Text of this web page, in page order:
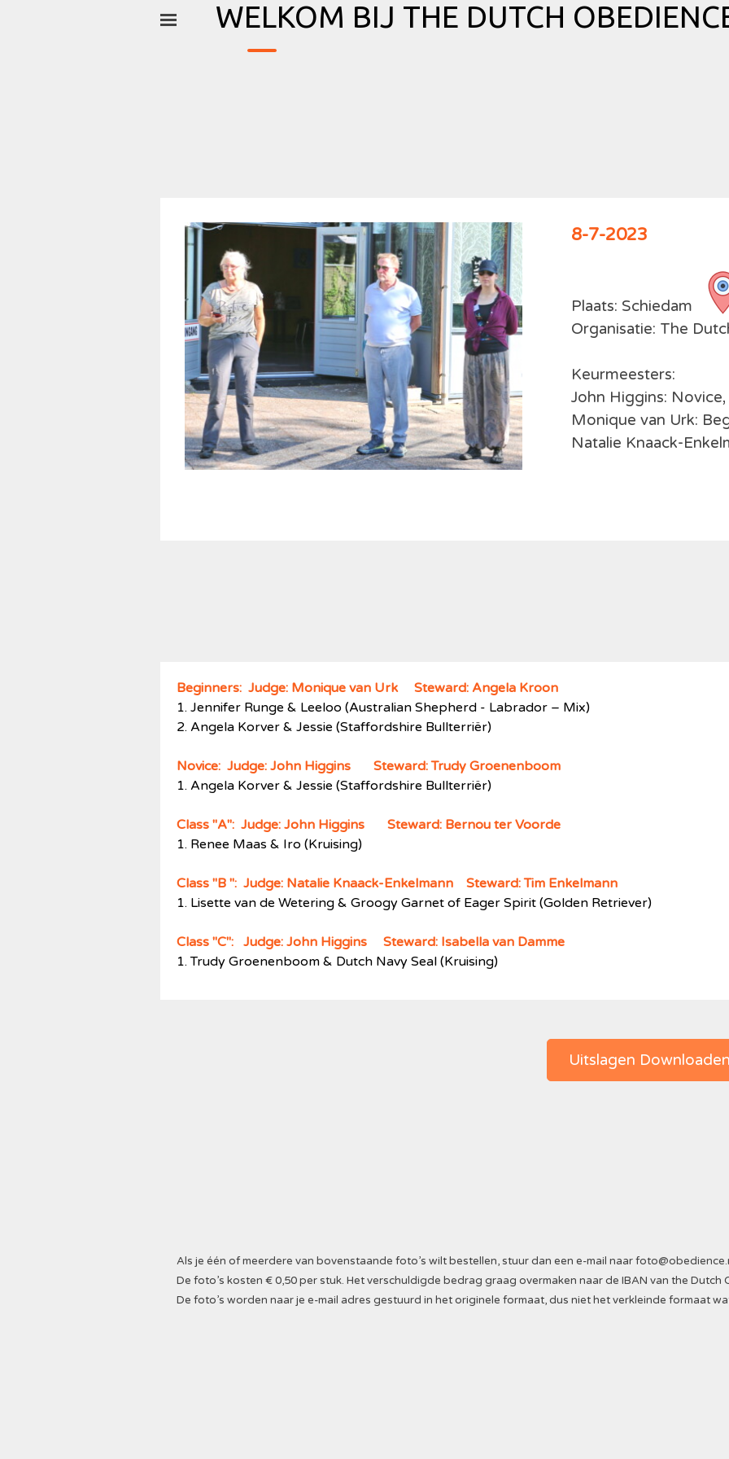
_
WELKOM BIJ THE DUTCH
Menu overslaan
8-7-2023
Plaats: Schiedam
Organisatie: The
Keurmeesters:
John Higgins: Novice,
Monique van Urk:
Natalie Knaack-
Beginners: Judge: Monique van Urk Steward: Angela Kroon
1. Jennifer Runge & Leeloo (Australian Shepherd - Labrador – Mix)
2. Angela Korver & Jessie (Staffordshire Bullterriër)
Novice: Judge: John Higgins Steward: Trudy Groenenboom
1. Angela Korver & Jessie (Staffordshire Bullterriër)
Class "A": Judge: John Higgins Steward: Bernou ter Voorde
1. Renee Maas & Iro (Kruising)
Class "B ": Judge: Natalie Knaack-Enkelmann Steward: Tim Enkelmann
1. Lisette van de Wetering & Groogy Garnet of Eager Spirit (Golden Retriever)
Class "C": Judge: John Higgins Steward: Isabella van Damme
1. Trudy Groenenboom & Dutch Navy Seal (Kruising)
Uitslagen
Als je één of meerdere van bovenstaande foto’s wilt bestellen, stuur dan een e-mail naar
De foto’s kosten € 0,50 per stuk. Het verschuldigde bedrag graag overmaken naar de IBAN van the Dutch
De foto’s worden naar je e-mail adres gestuurd in het originele formaat, dus niet het verkleinde formaat